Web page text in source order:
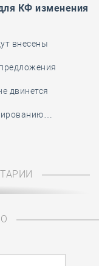
КФ изменения
внесены
двинется